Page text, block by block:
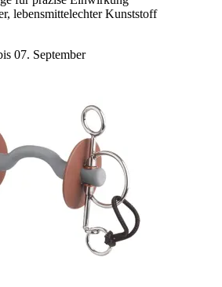
lebensmittelechter Kunststoff
07. September